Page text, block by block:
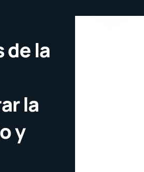
la
la
y